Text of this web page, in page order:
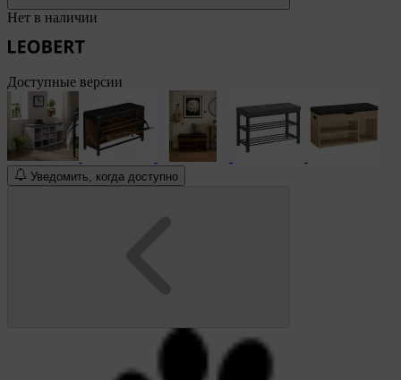
Нет в наличии
Доступные версии
Уведомить, когда доступно